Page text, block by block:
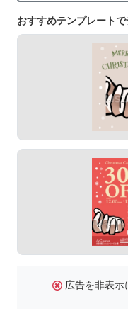
おすすめテンプレート
広告を非表示